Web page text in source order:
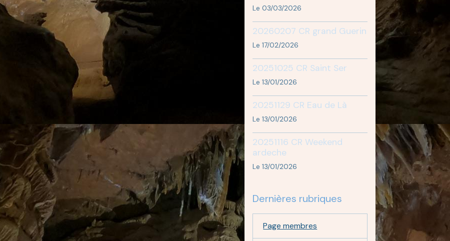
Le 03/03/2026
20260207 CR grand Guerin
Le 17/02/2026
20251025 CR Saint Ser
Le 13/01/2026
20251129 CR Eau de Là
Le 13/01/2026
20251116 CR Weekend
ardeche
Le 13/01/2026
Dernières rubriques
Page membres